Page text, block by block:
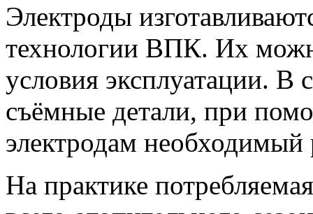
Электроды
технологии ВПК. Их
условия эксплуатации. В
съёмные детали, при
электродам необходимый
На практике